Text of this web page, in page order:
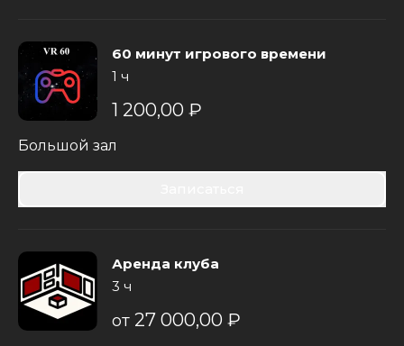
60 минут игрового времени
1 ч
1 200,00 ₽
Большой зал
Аренда клуба
3 ч
от 27 000,00 ₽